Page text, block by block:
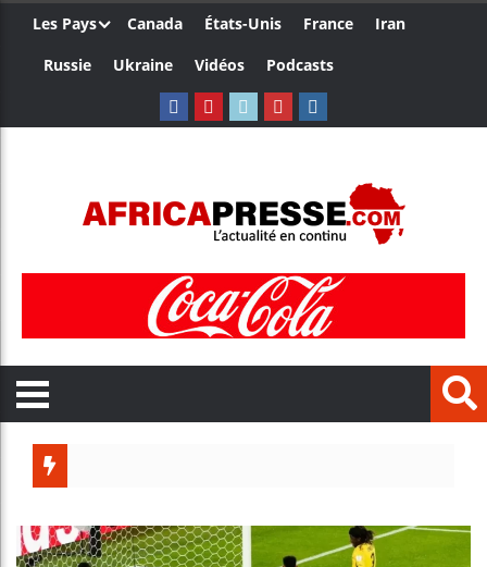
Les Pays Canada États-Unis France
Iran
Russie
Ukraine Vidéos Podcasts